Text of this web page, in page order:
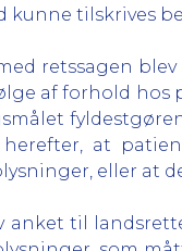
kunne tilskrives
retssagen
af forhold
at
eller at
anket til